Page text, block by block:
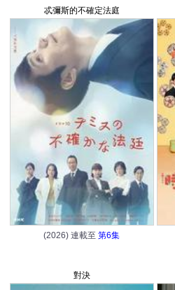
忒彌斯的不確定法庭
(2026) 連載至第6集
對決